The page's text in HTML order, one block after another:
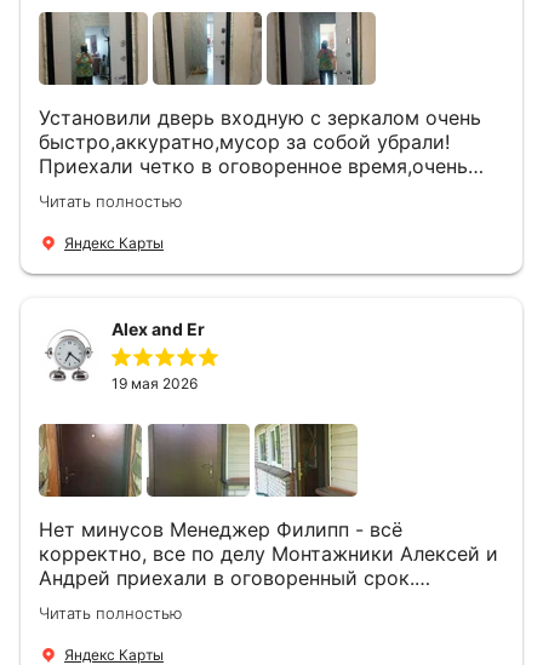
Установили дверь входную с зеркалом очень
быстро,аккуратно,мусор за собой убрали!
Приехали четко в оговоренное время,очень
вежливые,деликатные рабочие .Все
понравилось и дверь ,и работа и цена!
Читать полностью
Яндекс Карты
Alex and Er
19 мая 2026
Нет минусов Менеджер Филипп - всё
корректно, все по делу Монтажники Алексей и
Андрей приехали в оговоренный срок.
Демонтировали старую дверь и установили
новую буквально за час Быстро и качественно
+ нормальные цены Всем большое спасибо
Читать полностью
Яндекс Карты